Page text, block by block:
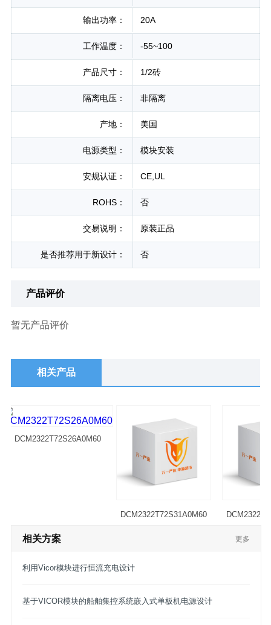
输出功率： 20A
工作温度： -55~100
产品尺寸： 1/2砖
隔离电压： 非隔离
产地： 美国
电源类型： 模块安装
安规认证： CE,UL
ROHS： 否
交易说明： 原装正品
是否推荐用于新设计： 否
产品评价
暂无产品评价
相关产品
DCM2322T72S26A0M60
DCM2322T72S31A0M60
相关方案 更多
利用Vicor模块进行恒流充电设计
基于VICOR模块的船舶集控系统嵌入式单板机电源设计